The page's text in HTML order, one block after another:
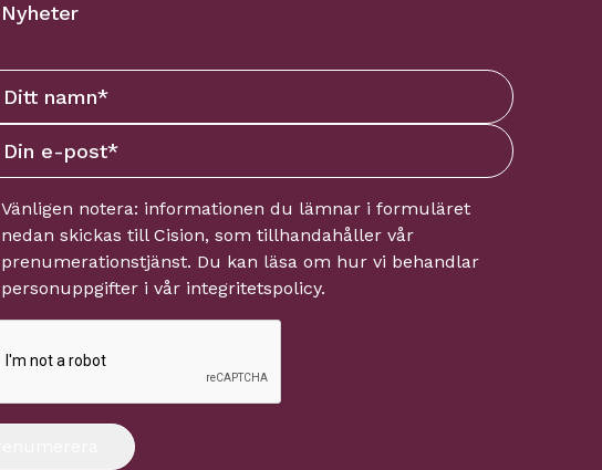
Nyheter
Vänligen notera: informationen du lämnar i formuläret
nedan skickas till Cision, som tillhandahåller vår
prenumerationstjänst. Du kan läsa om hur vi behandlar
personuppgifter i vår integritetspolicy.